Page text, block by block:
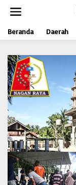
t
Beranda Daerah